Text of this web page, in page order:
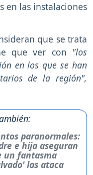
en las instalaciones
que se trata
que ver con "los
en los que se han
de la región",
paranormales:
e hija aseguran
un fantasma
las ataca